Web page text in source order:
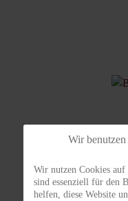
Wir
Wir nutzen Cookies
sind essenziell für den
helfen, diese Website